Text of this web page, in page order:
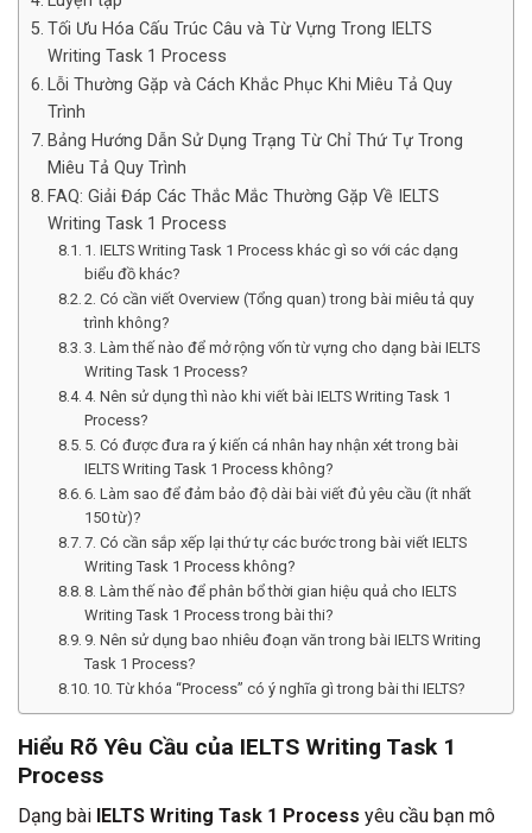
Tối Ưu Hóa Cấu Trúc Câu và Từ Vựng Trong IELTS
Writing Task 1 Process
Lỗi Thường Gặp và Cách Khắc Phục Khi Miêu Tả Quy
Trình
Bảng Hướng Dẫn Sử Dụng Trạng Từ Chỉ Thứ Tự Trong
Miêu Tả Quy Trình
FAQ: Giải Đáp Các Thắc Mắc Thường Gặp Về IELTS
Writing Task 1 Process
1. IELTS Writing Task 1 Process khác gì so với các dạng
biểu đồ khác?
2. Có cần viết Overview (Tổng quan) trong bài miêu tả quy
trình không?
3. Làm thế nào để mở rộng vốn từ vựng cho dạng bài IELTS
Writing Task 1 Process?
4. Nên sử dụng thì nào khi viết bài IELTS Writing Task 1
Process?
5. Có được đưa ra ý kiến cá nhân hay nhận xét trong bài
IELTS Writing Task 1 Process không?
6. Làm sao để đảm bảo độ dài bài viết đủ yêu cầu (ít nhất
150 từ)?
7. Có cần sắp xếp lại thứ tự các bước trong bài viết IELTS
Writing Task 1 Process không?
8. Làm thế nào để phân bổ thời gian hiệu quả cho IELTS
Writing Task 1 Process trong bài thi?
9. Nên sử dụng bao nhiêu đoạn văn trong bài IELTS Writing
Task 1 Process?
10. Từ khóa “Process” có ý nghĩa gì trong bài thi IELTS?
Hiểu Rõ Yêu Cầu của IELTS Writing Task 1
Process
Dạng bài IELTS Writing Task 1 Process yêu cầu bạn mô